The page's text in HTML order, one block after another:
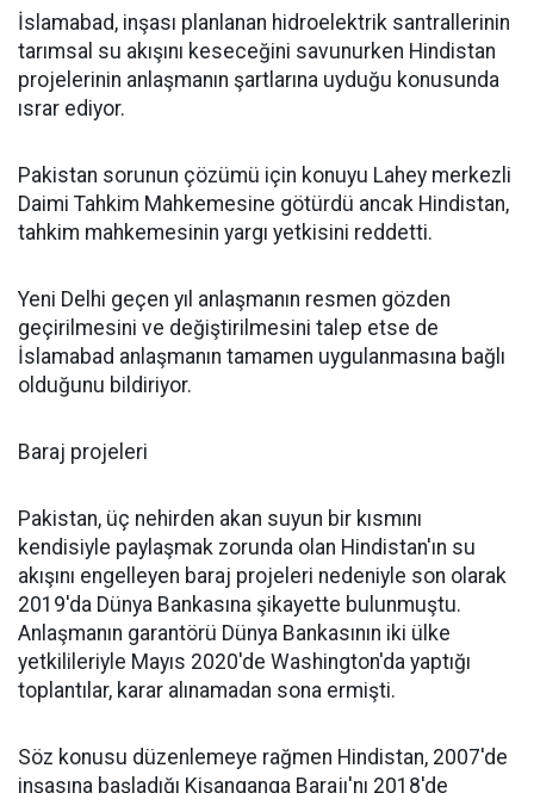
İslamabad, inşası planlanan hidroelektrik santrallerinin
tarımsal su akışını keseceğini savunurken Hindistan
projelerinin anlaşmanın şartlarına uyduğu konusunda
ısrar ediyor.
Pakistan sorunun çözümü için konuyu Lahey merkezli
Daimi Tahkim Mahkemesine götürdü ancak Hindistan,
tahkim mahkemesinin yargı yetkisini reddetti.
Yeni Delhi geçen yıl anlaşmanın resmen gözden
geçirilmesini ve değiştirilmesini talep etse de
İslamabad anlaşmanın tamamen uygulanmasına bağlı
olduğunu bildiriyor.
Baraj projeleri
Pakistan, üç nehirden akan suyun bir kısmını
kendisiyle paylaşmak zorunda olan Hindistan'ın su
akışını engelleyen baraj projeleri nedeniyle son olarak
2019'da Dünya Bankasına şikayette bulunmuştu.
Anlaşmanın garantörü Dünya Bankasının iki ülke
yetkilileriyle Mayıs 2020'de Washington'da yaptığı
toplantılar, karar alınamadan sona ermişti.
Söz konusu düzenlemeye rağmen Hindistan, 2007'de
inşasına başladığı Kişanganga Barajı'nı 2018'de